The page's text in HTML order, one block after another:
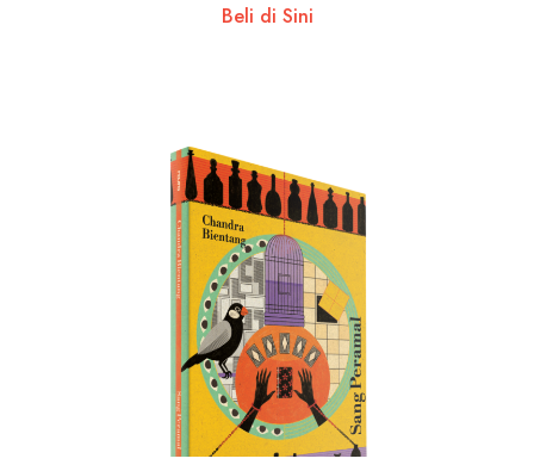
Beli di Sini